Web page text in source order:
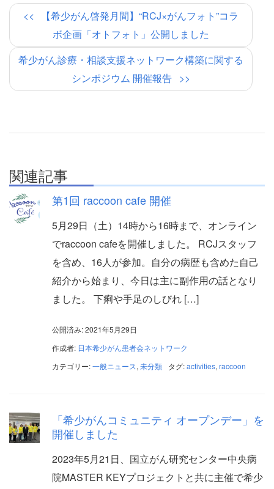
【希少がん啓発月間】“RCJ×がんフォト”コラ
ボ企画「オトフォト」公開しました
希少がん診療・相談支援ネットワーク構築に関する
シンポジウム 開催報告
関連記事
第1回 raccoon cafe 開催
5月29日（土）14時から16時まで、オンライン
でraccoon cafeを開催しました。 RCJスタッフ
を含め、16人が参加。自分の病歴も含めた自己
紹介から始まり、今日は主に副作用の話となり
ました。 下痢や手足のしびれ […]
公開済み: 2021年5月29日
作成者: 日本希少がん患者会ネットワーク
カテゴリー:一般ニュース, 未分類 タグ:activities, raccoon
「希少がんコミュニティ オープンデー」を
開催しました
2023年5月21日、国立がん研究センター中央病
院MASTER KEYプロジェクトと共に主催で希少